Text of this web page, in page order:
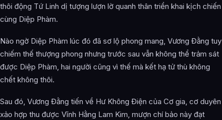
thôi động Tứ Linh dị tượng lượn lờ quanh thân triển khai kịch chiến
cùng Diệp Phàm.
Nào ngờ Diệp Phàm lúc đó đã sơ lộ phong mang, Vương Đằng tuy
chiếm thế thượng phong nhưng trước sau vẫn không thể trảm sát
được Diệp Phàm, hai người cũng vì thế mà kết hạ tử thù không
chết không thôi.
Sau đó, Vương Đằng tiến về Hư Không Điện của Cơ gia, cơ duyên
xảo hợp thu được Vĩnh Hằng Lam Kim, mượn chí bảo này đạt